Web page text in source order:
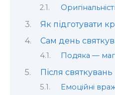
Як підготувати
Сам день
Подяка —
Після святкувань
Емоційні